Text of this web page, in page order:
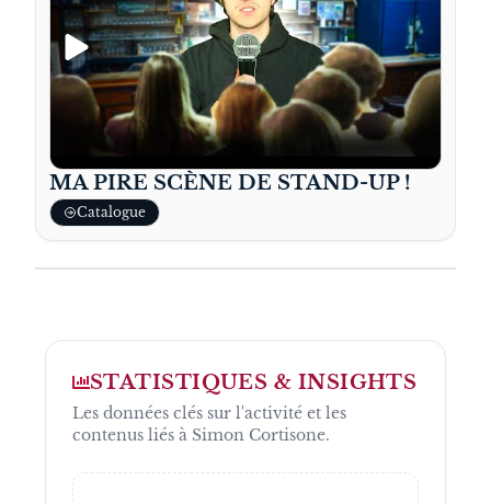
MA PIRE SCÈNE DE STAND-UP !
Catalogue
STATISTIQUES & INSIGHTS
Les données clés sur l'activité et les
contenus liés à Simon Cortisone.